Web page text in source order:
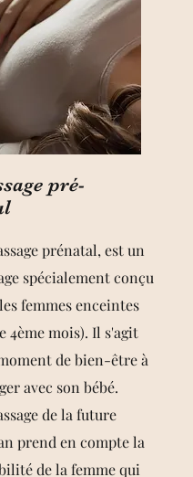
pré-
prénatal, est un
spécialement conçu
femmes enceintes
4ème mois). Il s'agit
de bien-être à
avec son bébé.
de la future
prend en compte la
de la femme qui